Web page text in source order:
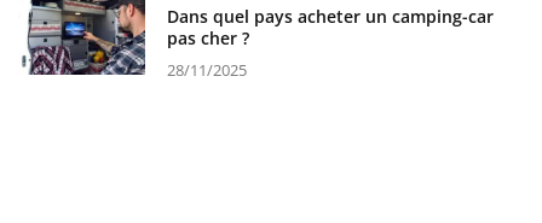
Dans quel pays acheter un camping-car
pas cher ?
28/11/2025